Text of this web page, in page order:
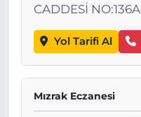
CADDESİ NO:136A
Yol Tarifi Al
Mızrak Eczanesi